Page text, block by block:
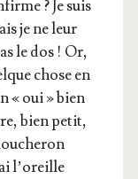
? Je suis
je ne leur
le dos ! Or,
chose en
« oui » bien
bien petit,
l’o­reille